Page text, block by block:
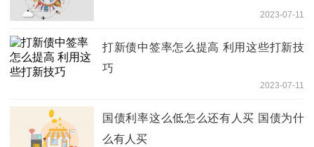
2023-07-11
打新债中签率怎么提高 利用这些打新技
巧
2023-07-11
国债利率这么低怎么还有人买 国债为什
么有人买